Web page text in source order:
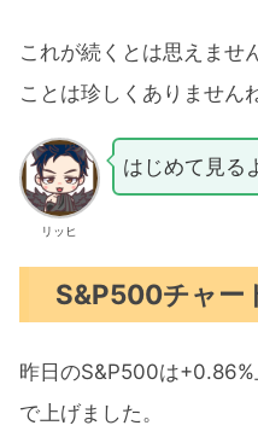
これが続くとは思えませ
ことは珍しくありません
リッヒ
はじめて見る
S&P500チャー
昨日のS&P500は
で上げました。